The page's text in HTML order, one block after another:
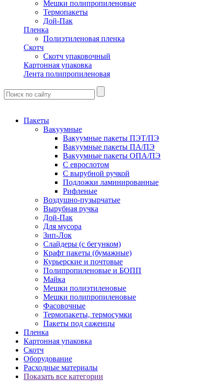
Мешки полипропиленовые
Термопакеты
Дой-Пак
Пленка
Полиэтиленовая пленка
Скотч
Скотч упаковочный
Картонная упаковка
Лента полипропиленовая
Пакеты
Вакуумные
Вакуумные пакеты ПЭТ/ПЭ
Вакуумные пакеты ПА/ПЭ
Вакуумные пакеты ОПА/ПЭ
С еврослотом
С вырубной ручкой
Подложки ламинированные
Рифленые
Воздушно-пузырчатые
Вырубная ручка
Дой-Пак
Для мусора
Зип-Лок
Слайдеры (с бегунком)
Крафт пакеты (бумажные)
Курьерские и почтовые
Полипропиленовые и БОПП
Майка
Мешки полиэтиленовые
Мешки полипропиленовые
Фасовочные
Термопакеты, термосумки
Пакеты под саженцы
Пленка
Картонная упаковка
Скотч
Оборудование
Расходные материалы
Показать все категории